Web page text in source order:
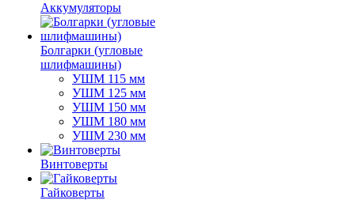
Аккумуляторы
Болгарки (угловые
шлифмашины)
УШМ 115 мм
УШМ 125 мм
УШМ 150 мм
УШМ 180 мм
УШМ 230 мм
Винтоверты
Гайковерты